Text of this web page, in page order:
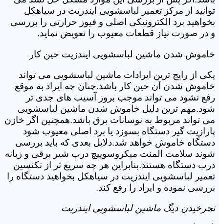
توانید از مرکز تعمیر لباسشویی ایندزیت در سیاهکل
بخواهید برد الکترونیکی اصلی و فیوز حرارتی را بررسی
و در صورت نیاز قطعات معیوب را تعویض نماید.
خاموش شدن ماشین لباسشویی ایندزیت حین کار
یکی از رایج ترین ایرادات ماشین لباسشویی می تواند
خاموش شدن آن حین کار باشد.چنان چه ایراد به موقع
رفع نشود می تواند موجب بروز آسیب های جدی تر
شود.مهم ترین دلیل خاموش شدن ماشین لباسشویی
می تواند مربوط به نوسانات برق باشد.همچنین اگر خازن
پارازیت گیر دستگاه بسوزد یا برد اصلی معیوب شود
دستگاه خاموش خواهد شد.دلایل بعدی که باید بررسی
شوند سلامت المنت میکروسوییچ درب شیر برقی و زبانه
درب دستگاه هستند.بنابراین هر چه سریع تر از تکنسین
تعمیر لباسشویی ایندزیت در سیاهکل بخواهید دستگاه را
بررسی نموده و ایراد را رفع کند.
نچرخیدن دیگ ماشین لباسشویی ایندزیت